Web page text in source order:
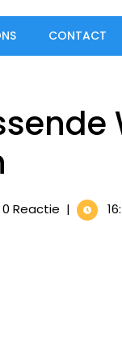
CONTACT
0 Reactie |